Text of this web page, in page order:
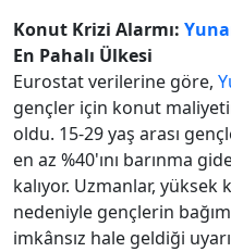
Konut Krizi Alarmı:
En Pahalı Ülkesi
Eurostat verilerine göre,
gençler için konut
oldu. 15-29 yaş arası
en az %40'ını barınma
kalıyor. Uzmanlar,
nedeniyle gençlerin
imkânsız hale geldiği